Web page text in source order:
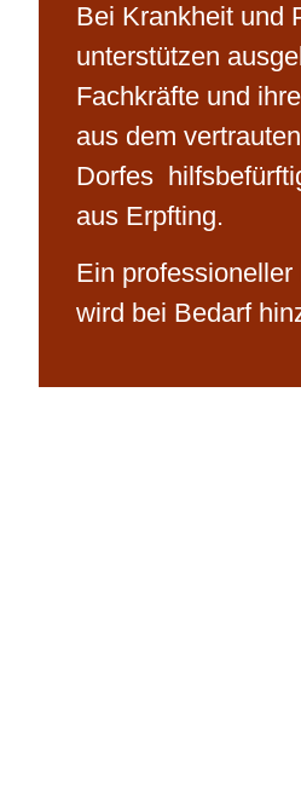
Bei Krankheit und
unterstützen
Fachkräfte und
aus dem
Dorfes
aus Erpfting.
Ein
wird bei Bedarf